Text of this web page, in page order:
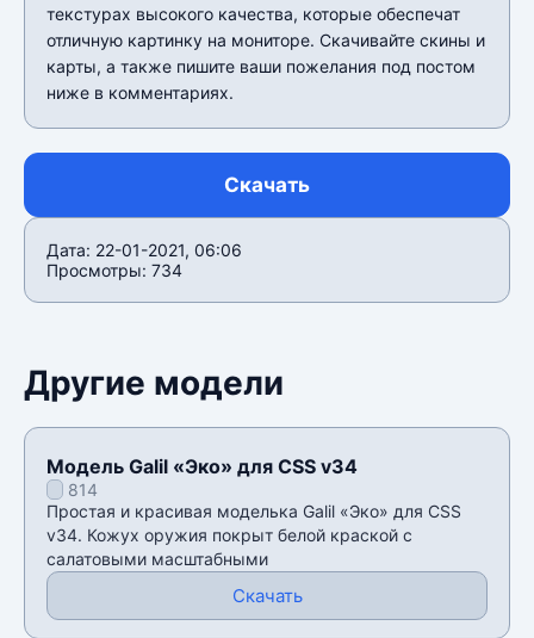
текстурах высокого качества, которые обеспечат
отличную картинку на мониторе. Скачивайте скины и
карты, а также пишите ваши пожелания под постом
ниже в комментариях.
Скачать
Дата: 22-01-2021, 06:06
Просмотры: 734
Другие модели
Модель Galil «Эко» для CSS v34
814
Простая и красивая моделька Galil «Эко» для CSS
v34. Кожух оружия покрыт белой краской с
салатовыми масштабными
Скачать